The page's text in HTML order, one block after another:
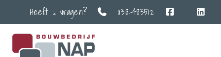
Heeft u vragen? 0318-483512